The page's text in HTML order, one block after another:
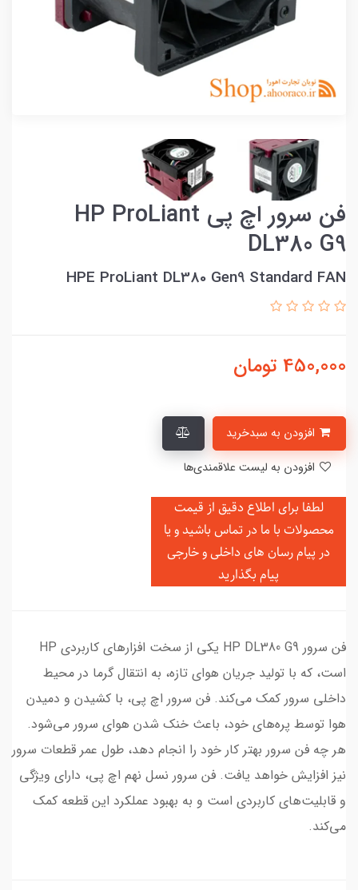
فن سرور اچ پی HP ProLiant
DL380 G9
HPE ProLiant DL380 Gen9 Standard FAN
450,000 تومان
لطفا برای اطلاع دقیق از قیمت
محصولات با ما در تماس باشید و یا
در پیام رسان های داخلی و خارجی
پیام بگذارید
فن سرور HP DL380 G9 یکی از سخت افزارهای کاربردی HP
است، که با تولید جریان هوای تازه‌، به انتقال گرما در محیط
داخلی سرور کمک می‌کند. فن سرور اچ پی، با کشیدن و دمیدن
هوا توسط پره‌های خود، باعث خنک شدن هوای سرور می‌شود.
هر چه فن سرور بهتر کار خود را انجام دهد، طول عمر قطعات سرور
نیز افزایش خواهد یافت. فن سرور نسل نهم اچ پی، دارای ویژگی
و قابلیت‌های کاربردی است و به بهبود عملکرد این قطعه کمک
می‌کند.